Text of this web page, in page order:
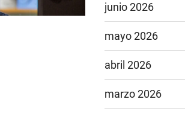
junio 2026
mayo 2026
abril 2026
marzo 2026